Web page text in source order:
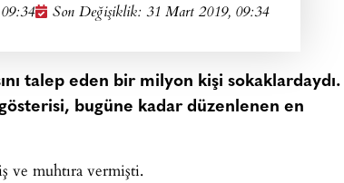
Son Değişiklik: 31 Mart 2019, 09:34
talep eden bir milyon kişi sokaklardaydı.
bugüne kadar düzenlenen en
ve muhtıra vermişti.